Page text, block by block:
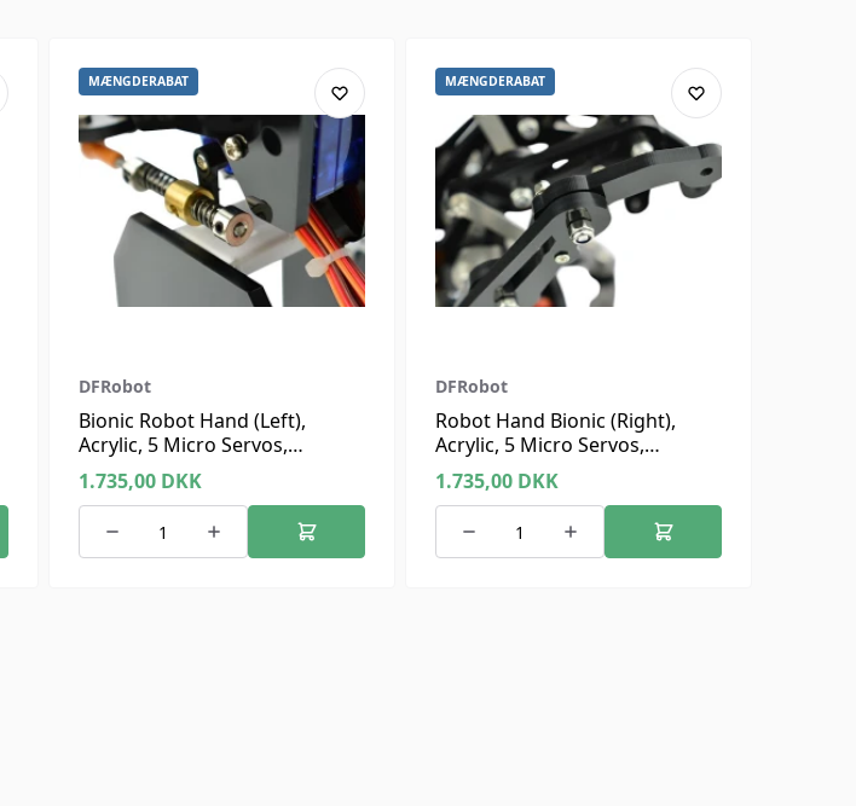
MÆNGDERABAT
DFRobot
Bionic Robot Hand (Left),
Acrylic, 5 Micro Servos,
Arduino Compatible
1.735,00 DKK
MÆNGDERABAT
DFRobot
Robot Hand Bionic (Right),
Acrylic, 5 Micro Servos,
Arduino Compatible
1.735,00 DKK